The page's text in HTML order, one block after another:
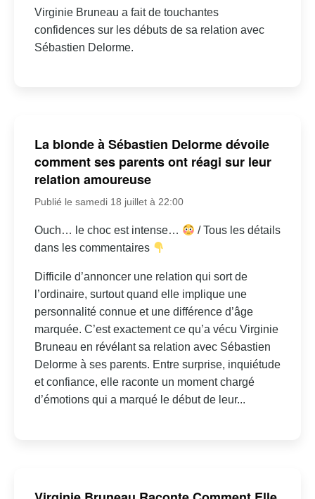
Virginie Bruneau a fait de touchantes
confidences sur les débuts de sa relation avec
Sébastien Delorme.
La blonde à Sébastien Delorme dévoile
comment ses parents ont réagi sur leur
relation amoureuse
Publié le samedi 18 juillet à 22:00
Ouch… le choc est intense…
/ Tous les détails
dans les commentaires
Difficile d’annoncer une relation qui sort de
l’ordinaire, surtout quand elle implique une
personnalité connue et une différence d’âge
marquée. C’est exactement ce qu’a vécu Virginie
Bruneau en révélant sa relation avec Sébastien
Delorme à ses parents. Entre surprise, inquiétude
et confiance, elle raconte un moment chargé
d’émotions qui a marqué le début de leur...